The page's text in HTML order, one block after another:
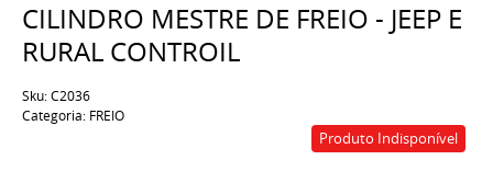
CILINDRO MESTRE DE FREIO - JEEP E
RURAL CONTROIL
Sku:C2036
Categoria: FREIO
Produto Indisponível